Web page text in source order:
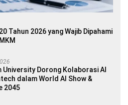
Tahun 2026 yang Wajib Dipahami
University Dorong Kolaborasi AI
dalam World AI Show &
2045